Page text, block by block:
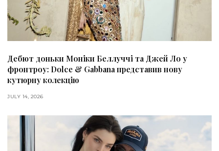
Дебют доньки Моніки Беллуччі та Джей Ло у
фронтроу: Dolce & Gabbana представив нову
кутюрну колекцію
JULY 14, 2026